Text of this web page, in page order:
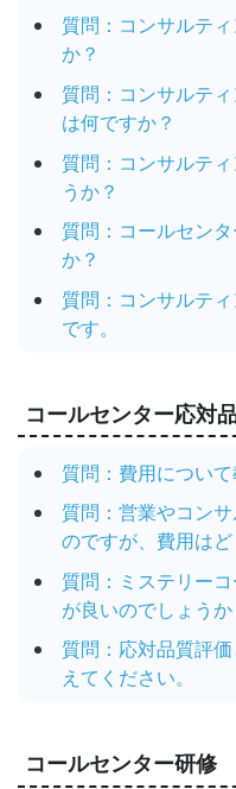
質問：コンサルテ
か？
質問：コンサルテ
は何ですか？
質問：コンサルテ
うか？
質問：コールセン
か？
質問：コンサルテ
です。
コールセンター応対
質問：費用について
質問：営業やコン
のですが、費用は
質問：ミステリー
が良いのでしょうか
質問：応対品質評
えてください。
コールセンター研修